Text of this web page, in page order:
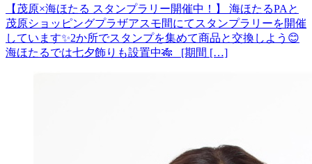
【茂原×海ほたる スタンプラリー開催中！】 海ほたるPAと
茂原ショッピングプラザアスモ間にてスタンプラリーを開催
しています✨2か所でスタンプを集めて商品と交換しよう😊
海ほたるでは七夕飾りも設置中🎋 [期間 […]